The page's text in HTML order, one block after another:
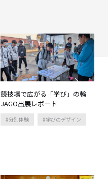
競技場で広がる「学び」の輪
JAGO出展レポート
分別体験 学びのデザイン